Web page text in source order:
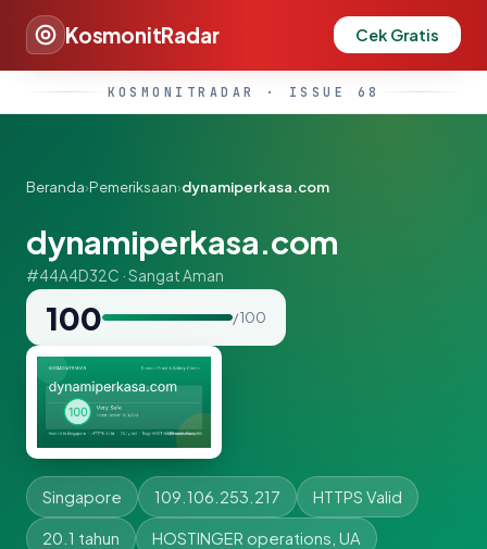
KosmonitRadar Cek Gratis
KOSMONITRADAR · ISSUE 68
Beranda›Pemeriksaan›dynamiperkasa.com
dynamiperkasa.com
#44A4D32C · Sangat Aman
100 / 100
Singapore 109.106.253.217 HTTPS Valid
20.1 tahun HOSTINGER operations, UA